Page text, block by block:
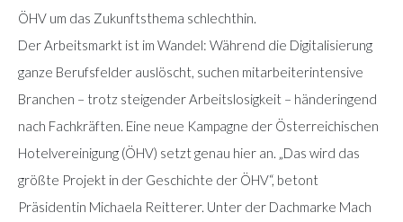
ÖHV um das Zukunftsthema schlechthin.
Der Arbeitsmarkt ist im Wandel: Während die Digitalisierung
ganze Berufsfelder auslöscht, suchen mitarbeiterintensive
Branchen – trotz steigender Arbeitslosigkeit – händeringend
nach Fachkräften. Eine neue Kampagne der Österreichischen
Hotelvereinigung (ÖHV) setzt genau hier an. „Das wird das
größte Projekt in der Geschichte der ÖHV“, betont
Präsidentin Michaela Reitterer. Unter der Dachmarke Mach